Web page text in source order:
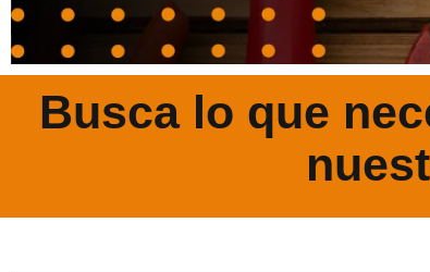
Busca lo que